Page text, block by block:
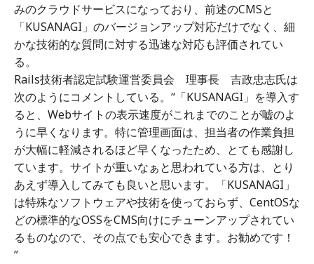
みのクラウドサービスになっており、前述のCMSと
「KUSANAGI」のバージョンアップ対応だけでなく、細
かな技術的な質問に対する迅速な対応も評価されてい
る。
Rails技術者認定試験運営委員会 理事長 吉政忠志氏は
次のようにコメントしている。“「KUSANAGI」を導入す
ると、Webサイトの表示速度がこれまでのことが嘘のよ
うに早くなります。特に管理画面は、担当者の作業負担
が大幅に軽減されるほど早くなったため、とても感謝し
ています。サイトが重いなぁと思われている方は、とり
あえず導入してみても良いと思います。「KUSANAGI」
は特殊なソフトウェアや技術を使っておらず、CentOSな
どの標準的なOSSをCMS向けにチューンアップされてい
るものなので、その点でも安心できます。お勧めです！
”